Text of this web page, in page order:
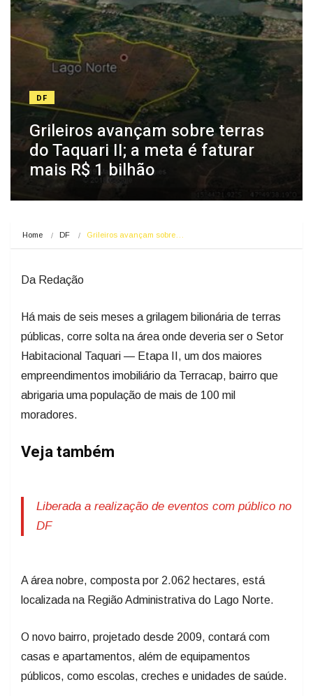
DF
Grileiros avançam sobre terras
do Taquari II; a meta é faturar
mais R$ 1 bilhão
Home DF Grileiros avançam sobre…
Da Redação
Há mais de seis meses a grilagem bilionária de terras
públicas, corre solta na área onde deveria ser o Setor
Habitacional Taquari — Etapa II, um dos maiores
empreendimentos imobiliário da Terracap, bairro que
abrigaria uma população de mais de 100 mil
moradores.
Veja também
Liberada a realização de eventos com público no
DF
A área nobre, composta por 2.062 hectares, está
localizada na Região Administrativa do Lago Norte.
O novo bairro, projetado desde 2009, contará com
casas e apartamentos, além de equipamentos
públicos, como escolas, creches e unidades de saúde.